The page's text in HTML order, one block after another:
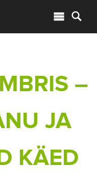
–
JA
KÄED